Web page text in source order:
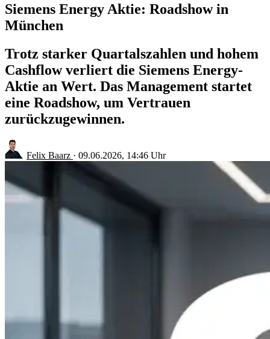
Siemens Energy Aktie: Roadshow in
München
Trotz starker Quartalszahlen und hohem
Cashflow verliert die Siemens Energy-
Aktie an Wert. Das Management startet
eine Roadshow, um Vertrauen
zurückzugewinnen.
Felix Baarz · 09.06.2026, 14:46 Uhr